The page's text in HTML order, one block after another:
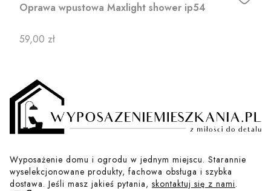
Oprawa wpustowa Maxlight shower ip54
Cena
59,00 zł
Wyposażenie domu i ogrodu w jednym miejscu. Starannie
wyselekcjonowane produkty, fachowa obsługa i szybka
dostawa. Jeśli masz jakieś pytania, skontaktuj się z nami.